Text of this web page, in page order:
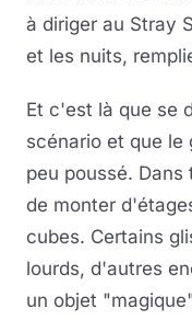
à diriger au Stray
et les nuits,
Et c'est là que se
scénario et que le
peu poussé.
de monter
cubes. Certains
lourds, d'autres
un objet